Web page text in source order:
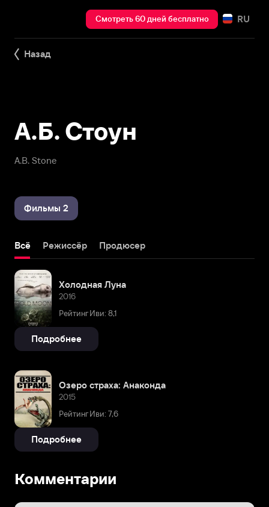
Смотреть 60 дней бесплатно RU
Назад
A.B. Stone
А.Б. Стоун
Фильмы 2
Всё Режиссёр Продюсер
Холодная Луна
2016
Рейтинг Иви: 8,1
Подробнее
Озеро страха: Анаконда
2015
Рейтинг Иви: 7,6
Подробнее
Комментарии